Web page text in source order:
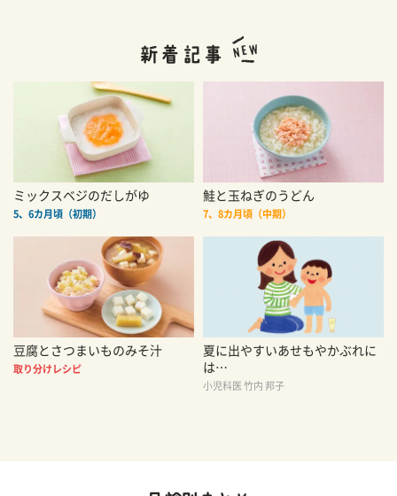
ミックスベジのだしがゆ
5、6カ月頃（初期）
鮭と玉ねぎのうどん
7、8カ月頃（中期）
豆腐とさつまいものみそ汁
取り分けレシピ
夏に出やすいあせもやかぶれに
は…
小児科医 竹内 邦子